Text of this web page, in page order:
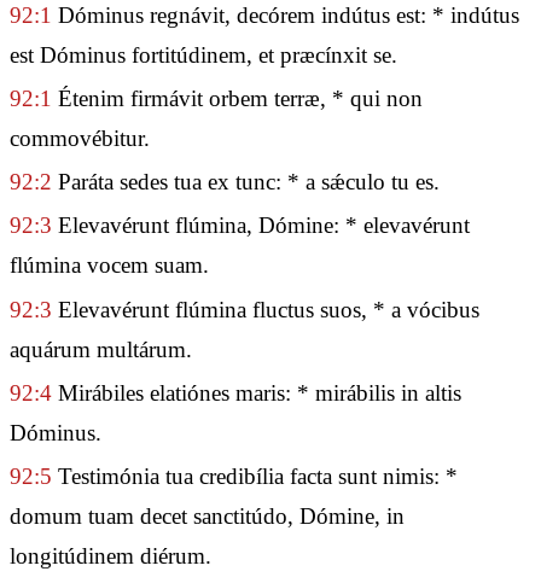
92:1 Dóminus regnávit, decórem indútus est: * indútus
est Dóminus fortitúdinem, et præcínxit se.
92:1 Étenim firmávit orbem terræ, * qui non
commovébitur.
92:2 Paráta sedes tua ex tunc: * a sǽculo tu es.
92:3 Elevavérunt flúmina, Dómine: * elevavérunt
flúmina vocem suam.
92:3 Elevavérunt flúmina fluctus suos, * a vócibus
aquárum multárum.
92:4 Mirábiles elatiónes maris: * mirábilis in altis
Dóminus.
92:5 Testimónia tua credibília facta sunt nimis: *
domum tuam decet sanctitúdo, Dómine, in
longitúdinem diérum.